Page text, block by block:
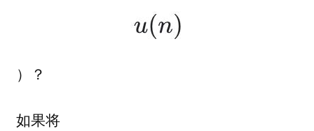
）？
如果将